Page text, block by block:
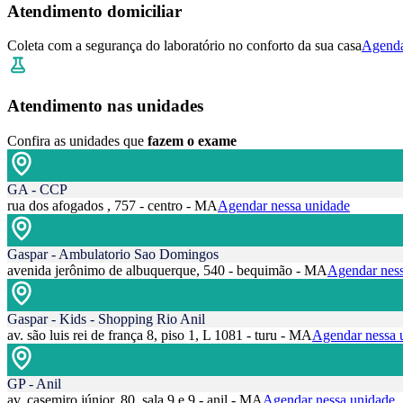
Atendimento domiciliar
Coleta com a segurança do laboratório no conforto da sua casa
Atendimento nas unidades
Confira as unidades que fazem o exame
GA - CCP
rua dos afogados , 757 - centro - MAAgendar nessa unidade
Gaspar - Ambulatorio Sao Domingos
avenida jerônimo de albuquerque, 540 - bequimão - MAAgendar
Gaspar - Kids - Shopping Rio Anil
av. são luis rei de frança 8, piso 1, L 1081 - turu - MAAgendar nessa
GP - Anil
av. casemiro júnior, 80, sala 9 e 9 - anil - MAAgendar nessa unidade